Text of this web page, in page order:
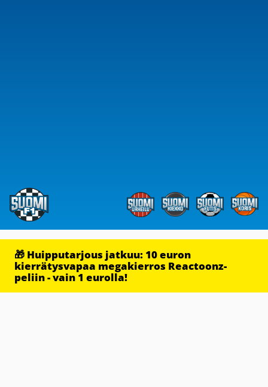
🎁 Huipputarjous jatkuu: 10 euron
kierrätysvapaa megakierros Reactoonz-
peliin - vain 1 eurolla!